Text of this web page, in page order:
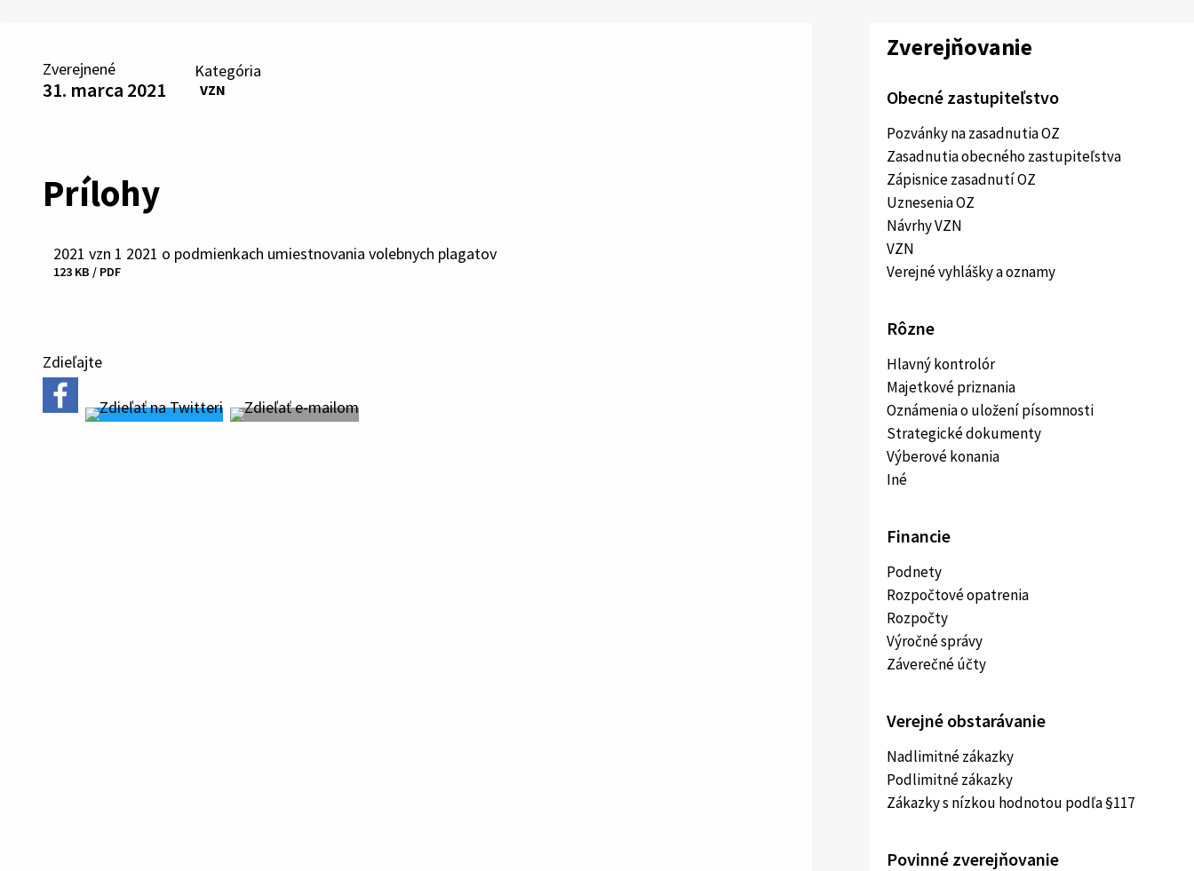
Zverejnené
31. marca 2021
Kategória
VZN
Prílohy
Stiahnuť
2021 vzn 1 2021 o podmienkach umiestnovania volebnych plagatov
123 KB / PDF
Zdieľajte
Zverejňovanie
Obecné zastupiteľstvo
Pozvánky na zasadnutia OZ
Zasadnutia obecného zastupiteľstva
Zápisnice zasadnutí OZ
Uznesenia OZ
Návrhy VZN
VZN
Verejné vyhlášky a oznamy
Rôzne
Hlavný kontrolór
Majetkové priznania
Oznámenia o uložení písomnosti
Strategické dokumenty
Výberové konania
Iné
Financie
Podnety
Rozpočtové opatrenia
Rozpočty
Výročné správy
Záverečné účty
Verejné obstarávanie
Nadlimitné zákazky
Podlimitné zákazky
Zákazky s nízkou hodnotou podľa §117
Povinné zverejňovanie